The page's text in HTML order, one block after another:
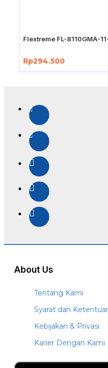
Flextreme FL-8110GMA-
Rp294.500
About Us
Tentang Kami
Syarat dan
Kebijakan & Privasi
Karier Dengan Kami